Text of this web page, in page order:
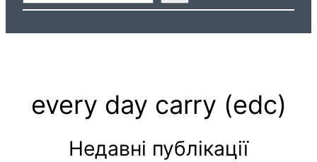
every day carry (edc)
Недавні публікації